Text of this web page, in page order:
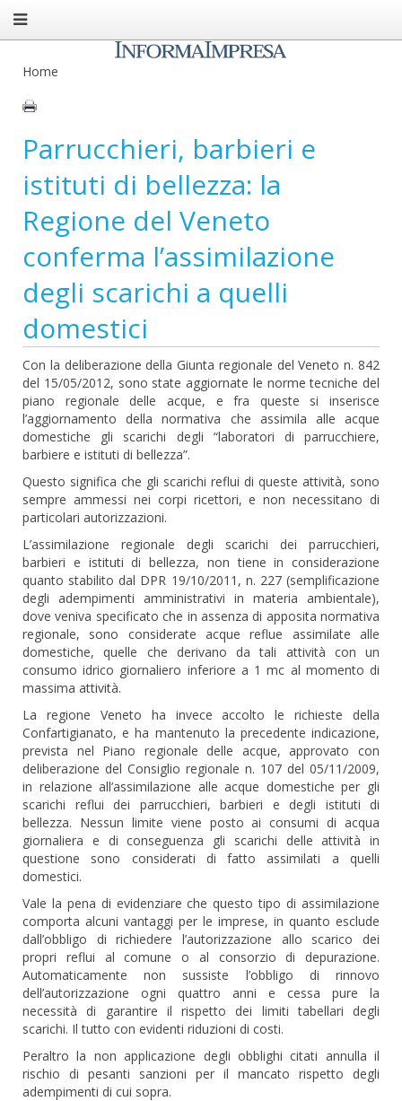
Home
Parrucchieri, barbieri e
istituti di bellezza: la
Regione del Veneto
conferma l’assimilazione
degli scarichi a quelli
domestici
Con la deliberazione della Giunta regionale del Veneto n. 842
del 15/05/2012, sono state aggiornate le norme tecniche del
piano regionale delle acque, e fra queste si inserisce
l’aggiornamento della normativa che assimila alle acque
domestiche gli scarichi degli “laboratori di parrucchiere,
barbiere e istituti di bellezza”.
Questo significa che gli scarichi reflui di queste attività, sono
sempre ammessi nei corpi ricettori, e non necessitano di
particolari autorizzazioni.
L’assimilazione regionale degli scarichi dei parrucchieri,
barbieri e istituti di bellezza, non tiene in considerazione
quanto stabilito dal DPR 19/10/2011, n. 227 (semplificazione
degli adempimenti amministrativi in materia ambientale),
dove veniva specificato che in assenza di apposita normativa
regionale, sono considerate acque reflue assimilate alle
domestiche, quelle che derivano da tali attività con un
consumo idrico giornaliero inferiore a 1 mc al momento di
massima attività.
La regione Veneto ha invece accolto le richieste della
Confartigianato, e ha mantenuto la precedente indicazione,
prevista nel Piano regionale delle acque, approvato con
deliberazione del Consiglio regionale n. 107 del 05/11/2009,
in relazione all’assimilazione alle acque domestiche per gli
scarichi reflui dei parrucchieri, barbieri e degli istituti di
bellezza. Nessun limite viene posto ai consumi di acqua
giornaliera e di conseguenza gli scarichi delle attività in
questione sono considerati di fatto assimilati a quelli
domestici.
Vale la pena di evidenziare che questo tipo di assimilazione
comporta alcuni vantaggi per le imprese, in quanto esclude
dall’obbligo di richiedere l’autorizzazione allo scarico dei
propri reflui al comune o al consorzio di depurazione.
Automaticamente non sussiste l’obbligo di rinnovo
dell’autorizzazione ogni quattro anni e cessa pure la
necessità di garantire il rispetto dei limiti tabellari degli
scarichi. Il tutto con evidenti riduzioni di costi.
Peraltro la non applicazione degli obblighi citati annulla il
rischio di pesanti sanzioni per il mancato rispetto degli
adempimenti di cui sopra.